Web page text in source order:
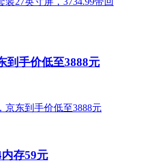
到手价低至3888元
存59元